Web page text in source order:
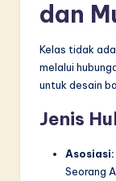
dan
Kelas tidak
melalui
untuk desain
Jenis
Asosiasi:
Seorang